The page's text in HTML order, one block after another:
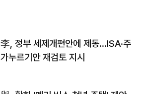
李, 정부 세제개편안에 제동…ISA·주
가누르기안 재검토 지시